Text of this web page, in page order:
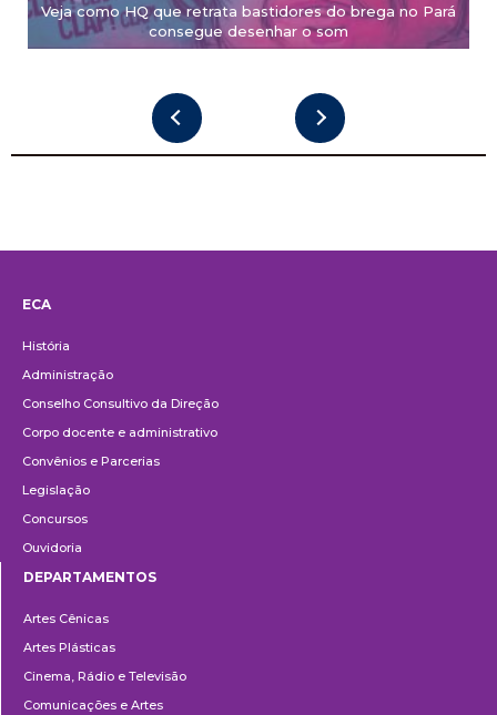
Veja como HQ que retrata bastidores do brega no Pará
consegue desenhar o som
ECA
História
Administração
Conselho Consultivo da Direção
Corpo docente e administrativo
Convênios e Parcerias
Legislação
Concursos
Ouvidoria
DEPARTAMENTOS
Artes Cênicas
Artes Plásticas
Cinema, Rádio e Televisão
Comunicações e Artes